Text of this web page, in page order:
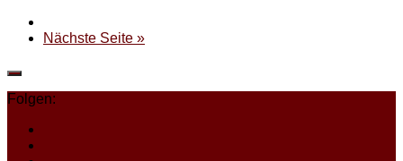
Nächste Seite »
Folgen: